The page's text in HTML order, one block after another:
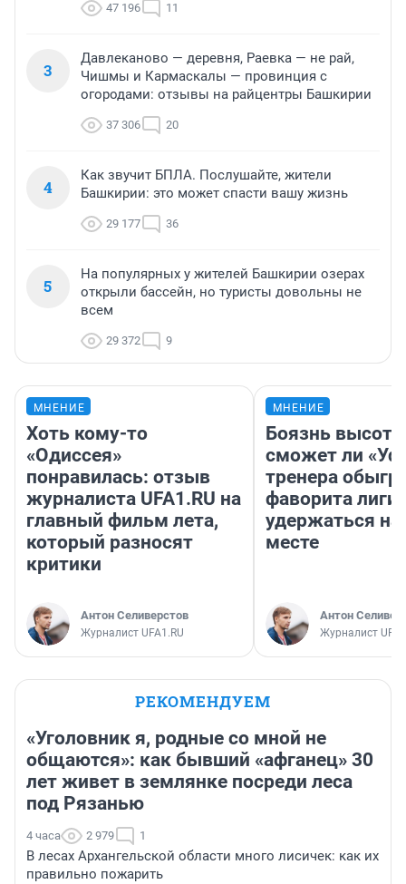
47 196 11
3
Давлеканово — деревня, Раевка — не рай,
Чишмы и Кармаскалы — провинция с
огородами: отзывы на райцентры Башкирии
37 306 20
4
Как звучит БПЛА. Послушайте, жители
Башкирии: это может спасти вашу жизнь
29 177 36
5
На популярных у жителей Башкирии озерах
открыли бассейн, но туристы довольны не
всем
29 372 9
МНЕНИЕ
Хоть кому-то
«Одиссея»
понравилась: отзыв
журналиста UFA1.RU на
главный фильм лета,
который разносят
критики
Антон Селиверстов
Журналист UFA1.RU
МНЕНИЕ
Боязнь
сможет ли
тренера
фаворита лиги
удержаться
месте
Антон
Журналист
РЕКОМЕНДУЕМ
«Уголовник я, родные со мной не
общаются»: как бывший «афганец» 30
лет живет в землянке посреди леса
под Рязанью
4 часа 2 979 1
В лесах Архангельской области много лисичек: как их
правильно пожарить